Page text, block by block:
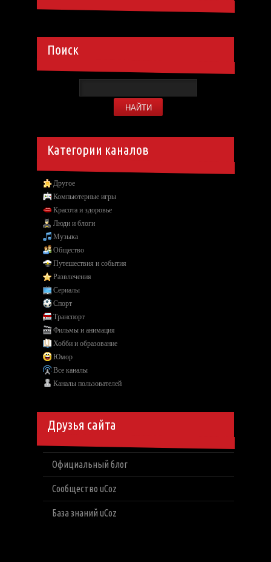
Поиск
Категории каналов
Другое
Компьютерные игры
Красота и здоровье
Люди и блоги
Музыка
Общество
Путешествия и события
Развлечения
Сериалы
Спорт
Транспорт
Фильмы и анимация
Хобби и образование
Юмор
Все каналы
Каналы пользователей
Друзья сайта
Официальный блог
Сообщество uCoz
База знаний uCoz